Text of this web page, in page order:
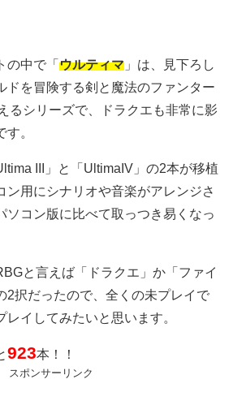
の中で「 ウルティマ 」は、見下ろし
ドを冒険する剣と魔法のファンター
るシリーズで、ドラクエも非常に影
。
III」と「UltimaIV」の2本が移植
ン用にシナリオや音楽がアレンジさ
ソコン版に比べて取っつき易くなっ
と言えば「ドラクエ」か「ファイ
2択だったので、全くの未プレイで
イしてみたいと思います。
923本！！
スポンサーリンク